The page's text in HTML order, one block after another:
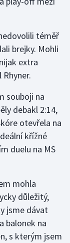
téměř
brejky. Mohli
extra
souboji na
debakl 2:14,
otevřela na
křížné
duelu na MS
mohla
důležitý,
jsme dávat
balonek na
s kterým jsem